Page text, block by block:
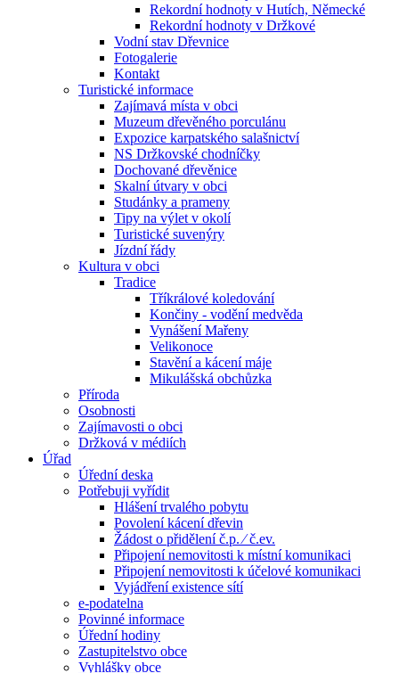
Rekordní hodnoty v Hutích, Německé
Rekordní hodnoty v Držkové
Vodní stav Dřevnice
Fotogalerie
Kontakt
Turistické informace
Zajímavá místa v obci
Muzeum dřevěného porculánu
Expozice karpatského salašnictví
NS Držkovské chodníčky
Dochované dřevěnice
Skalní útvary v obci
Studánky a prameny
Tipy na výlet v okolí
Turistické suvenýry
Jízdní řády
Kultura v obci
Tradice
Tříkrálové koledování
Končiny - vodění medvěda
Vynášení Mařeny
Velikonoce
Stavění a kácení máje
Mikulášská obchůzka
Příroda
Osobnosti
Zajímavosti o obci
Držková v médiích
Úřad
Úřední deska
Potřebuji vyřídit
Hlášení trvalého pobytu
Povolení kácení dřevin
Žádost o přidělení č.p. ⁄ č.ev.
Připojení nemovitosti k místní komunikaci
Připojení nemovitosti k účelové komunikaci
Vyjádření existence sítí
e-podatelna
Povinné informace
Úřední hodiny
Zastupitelstvo obce
Vyhlášky obce